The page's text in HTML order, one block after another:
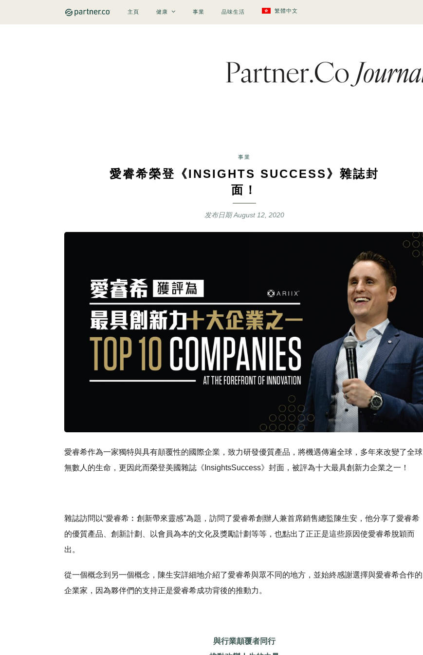
主頁 健康 事業 品味生活 繁體中文
事業
愛睿希榮登《INSIGHTS SUCCESS》雜誌封
面！
发布日期August 12, 2020
愛睿希作為一家獨特與具有顛覆性的國際企業，致力研發優質產品，將機遇傳遍全球，多年來改變了全球
無數人的生命，更因此而榮登美國雜誌《InsightsSuccess》封面，被評為十大最具創新力企業之一！
雜誌訪問以“愛睿希︰創新帶來靈感”為題，訪問了愛睿希創辦人兼首席銷售總監陳生安，他分享了愛睿希
的優質產品、創新計劃、以會員為本的文化及獎勵計劃等等，也點出了正正是這些原因使愛睿希脫穎而
出。
從一個概念到另一個概念，陳生安詳細地介紹了愛睿希與眾不同的地方，並始終感謝選擇與愛睿希合作的
企業家，因為夥伴們的支持正是愛睿希成功背後的推動力。
與行業顛覆者同行